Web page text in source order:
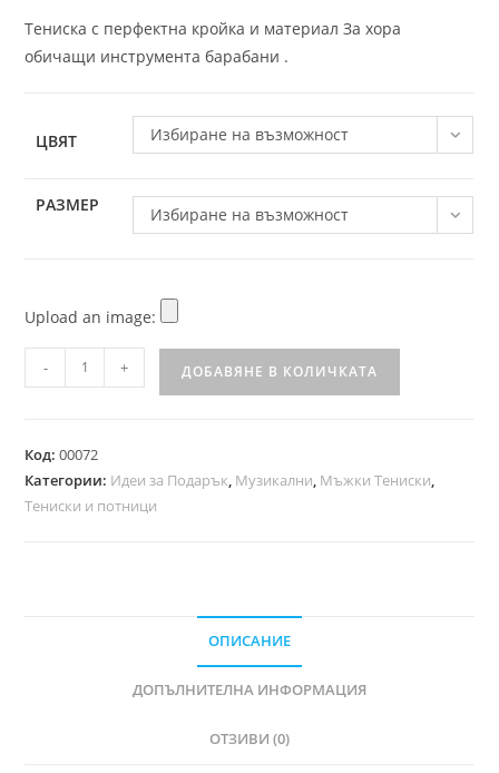
Тениска с перфектна кройка и материал За хора
обичащи инструмента барабани .
ЦВЯТ Избиране на възможност
РАЗМЕР Избиране на възможност
Upload an image:
- + ДОБАВЯНЕ В КОЛИЧКАТА
Код:00072
Категории: Идеи за Подарък, Музикални, Мъжки Тениски,
Тениски и потници
ОПИСАНИЕ
ДОПЪЛНИТЕЛНА ИНФОРМАЦИЯ
ОТЗИВИ (0)